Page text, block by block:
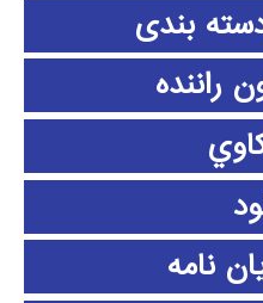
بندی
راننده
نامه